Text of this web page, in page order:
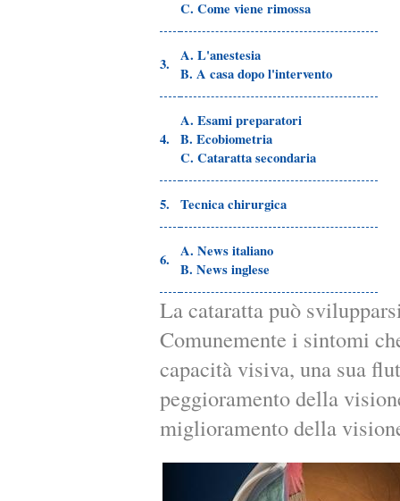
C. Come viene rimossa
3.
A. L'anestesia
B. A casa dopo l'intervento
4.
A. Esami preparatori
B. Ecobiometria
C. Cataratta secondaria
5. Tecnica chirurgica
6.
A. News italiano
B. News inglese
La cataratta può
Comunemente i sintomi
capacità visiva, una sua
peggioramento della
miglioramento della